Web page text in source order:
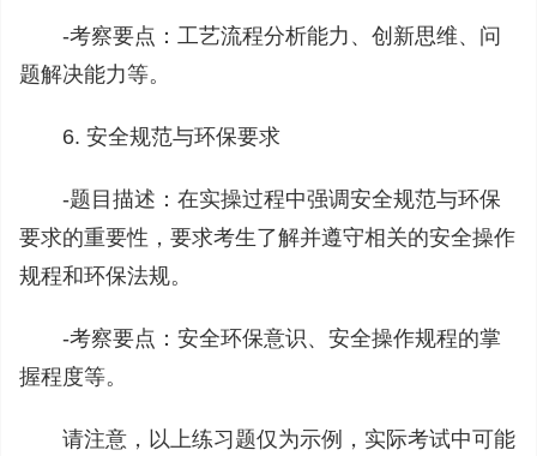
-‌考察要点‌：‌工艺流程分析能力、‌创新思维、‌问
题解决能力等。‌
6. 安全规范与环保要求
-‌题目描述‌：‌在实操过程中强调安全规范与环保
要求的重要性，‌要求考生了解并遵守相关的安全操作
规程和环保法规。‌
-‌考察要点‌：‌安全环保意识、‌安全操作规程的掌
握程度等。‌
请注意，‌以上练习题仅为示例，‌实际考试中可能